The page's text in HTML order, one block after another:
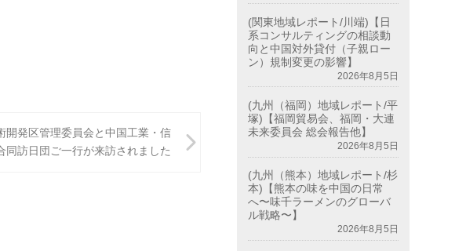
開発区管理委員会と中国工業・信
同訪日団ご一行が来訪されました
(関東地域レポート/川端)【日
系コンサルティングの相談動
向と中国対外貸付（子親ロー
ン）規制変更の影響】
2026年8月5日
(九州（福岡）地域レポート/平
塚)【福岡貿易会、福岡・大連
未来委員会 総会報告他】
2026年8月5日
(九州（熊本）地域レポート/杉
本)【熊本の味を中国の日常
へ〜味千ラーメンのグローバ
ル戦略〜】
2026年8月5日